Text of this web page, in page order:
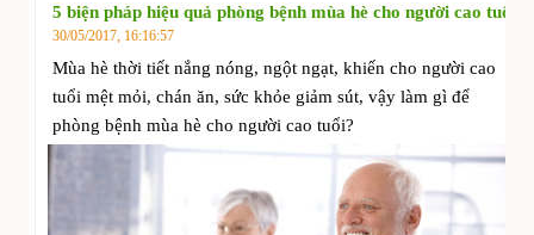
5 biện pháp hiệu quả phòng bệnh mùa hè cho người cao tuổi
30/05/2017, 16:16:57
Mùa hè thời tiết nắng nóng, ngột ngạt, khiến cho người cao
tuổi mệt mỏi, chán ăn, sức khỏe giảm sút, vậy làm gì để
phòng bệnh mùa hè cho người cao tuổi?